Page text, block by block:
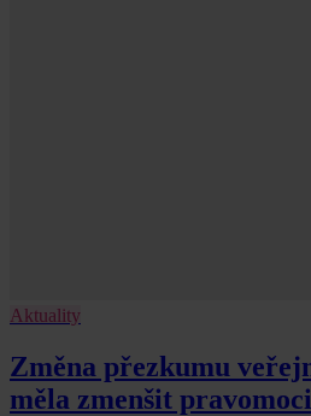
Aktuality
Změna přezkumu
měla zmenšit